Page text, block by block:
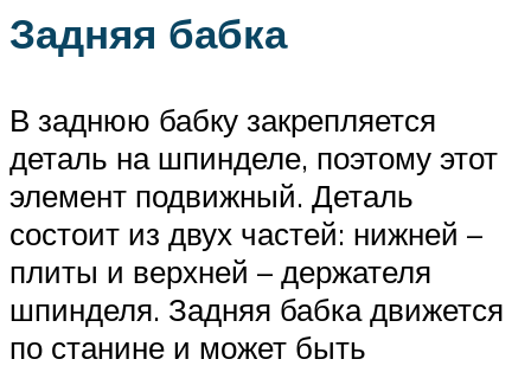
Задняя бабка
В заднюю бабку закрепляется
деталь на шпинделе, поэтому этот
элемент подвижный. Деталь
состоит из двух частей: нижней –
плиты и верхней – держателя
шпинделя. Задняя бабка движется
по станине и может быть